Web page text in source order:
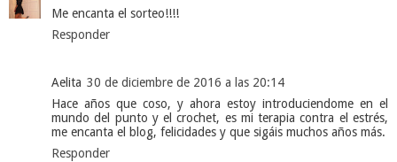
Me encanta el sorteo!!!!
Responder
Aelita 30 de diciembre de 2016 a las 20:14
Hace años que coso, y ahora estoy introduciendome en el
mundo del punto y el crochet, es mi terapia contra el estrés,
me encanta el blog, felicidades y que sigáis muchos años más.
Responder